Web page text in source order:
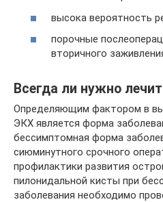
высока вероятность
порочные
вторичного
Всегда ли нужно
Определяющим фактором в
ЭКХ является форма
бессимптомная форма
сиюминутного срочного
профилактики развития
пилонидальной кисты при
заболевания необходимо